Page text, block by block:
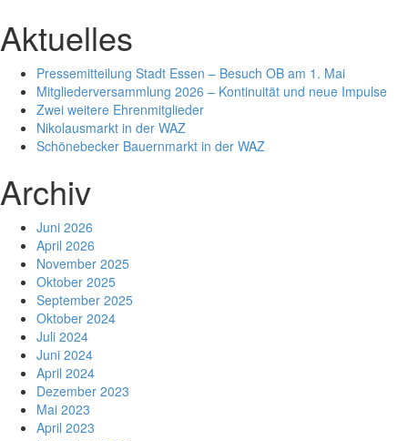
Aktuelles
Pressemitteilung Stadt Essen – Besuch OB am 1. Mai
Mitgliederversammlung 2026 – Kontinuität und neue Impulse
Zwei weitere Ehrenmitglieder
Nikolausmarkt in der WAZ
Schönebecker Bauernmarkt in der WAZ
Archiv
Juni 2026
April 2026
November 2025
Oktober 2025
September 2025
Oktober 2024
Juli 2024
Juni 2024
April 2024
Dezember 2023
Mai 2023
April 2023